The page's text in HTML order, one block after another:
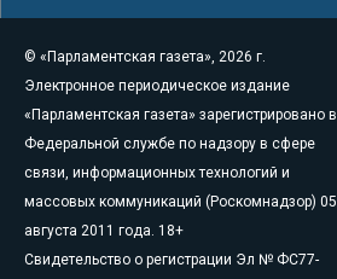
© «Парламентская газета», 2026 г.
Электронное периодическое издание
«Парламентская газета» зарегистрировано в
Федеральной службе по надзору в сфере
связи, информационных технологий и
массовых коммуникаций (Роскомнадзор) 05
августа 2011 года. 18+
Свидетельство о регистрации Эл № ФС77-